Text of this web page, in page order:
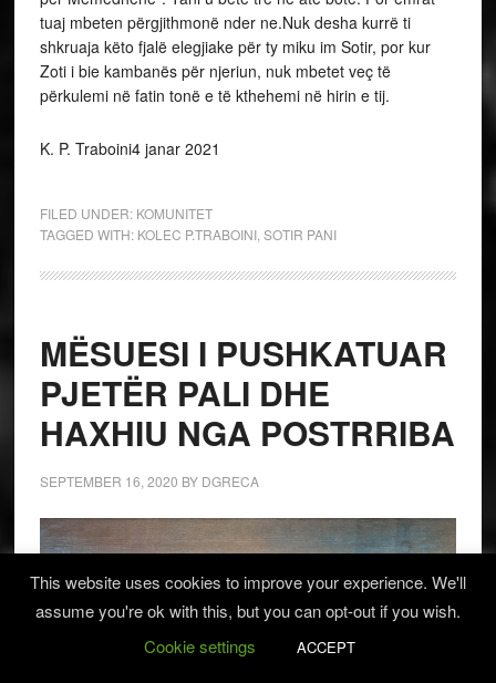
tuaj mbeten përgjithmonë nder ne.Nuk desha kurrë ti
shkruaja këto fjalë elegjiake për ty miku im Sotir, por kur
Zoti i bie kambanës për njeriun, nuk mbetet veç të
përkulemi në fatin tonë e të kthehemi në hirin e tij.
K. P. Traboini4 janar 2021
FILED UNDER: KOMUNITET
TAGGED WITH: KOLEC P.TRABOINI, SOTIR PANI
MËSUESI I PUSHKATUAR
PJETËR PALI DHE
HAXHIU NGA POSTRRIBA
SEPTEMBER 16, 2020 BY DGRECA
This website uses cookies to improve your experience. We'll
assume you're ok with this, but you can opt-out if you wish.
Cookie settings
ACCEPT